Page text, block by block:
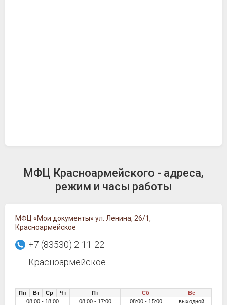
МФЦ Красноармейского - адреса,
режим и часы работы
МФЦ «Мои документы» ул. Ленина, 26/1,
Красноармейское
+7 (83530) 2-11-22
Красноармейское
Пн Вт Ср Чт Пт Сб
Вс
08:00 - 18:00
08:00 - 17:00 08:00 - 15:00
выходной